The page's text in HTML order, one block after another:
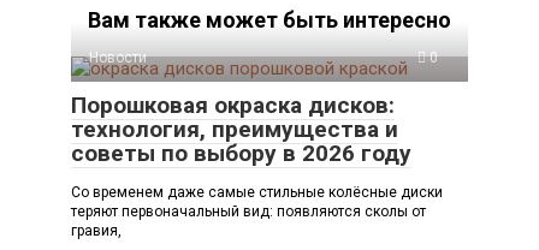
Вам также может быть интересно
Новости 0
Порошковая окраска дисков:
технология, преимущества и
советы по выбору в 2026 году
Со временем даже самые стильные колёсные диски
теряют первоначальный вид: появляются сколы от
гравия,